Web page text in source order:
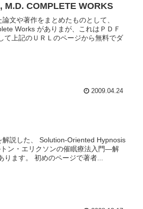
M.D. COMPLETE WORKS
文や著作をまとめたものとして、
Works がありまが、これはＰＤＦ
て上記のＵＲＬのページから無料でダ
2009.04.24
解説した、 Solution-Oriented Hypnosis
ン・エリクソンの催眠療法入門―解
ます。 初めのページで著者...